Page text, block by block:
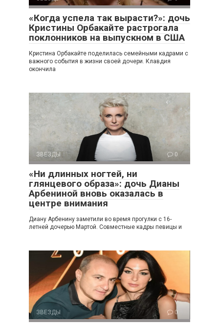
«Когда успела так вырасти?»: дочь
Кристины Орбакайте растрогала
поклонников на выпускном в США
Кристина Орбакайте поделилась семейными кадрами с
важного события в жизни своей дочери. Клавдия
окончила
ЗВЕЗДЫ 0
«Ни длинных ногтей, ни
глянцевого образа»: дочь Дианы
Арбениной вновь оказалась в
центре внимания
Диану Арбенину заметили во время прогулки с 16-
летней дочерью Мартой. Совместные кадры певицы и
ЗВЕЗДЫ 0